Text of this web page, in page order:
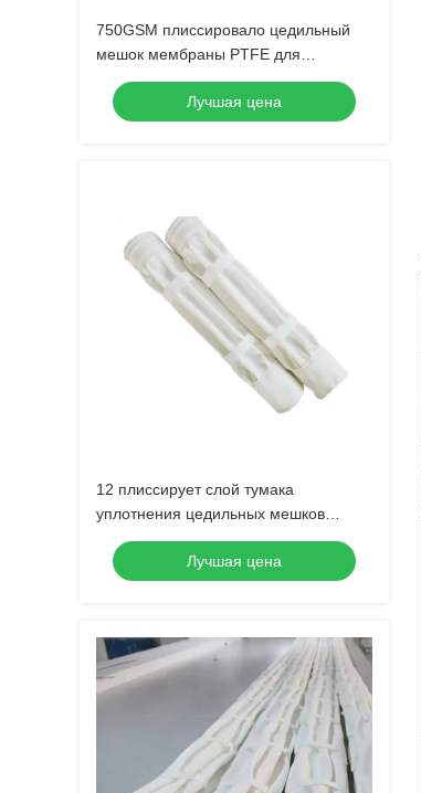
750GSM плиссировало цедильный
мешок мембраны PTFE для
удаления пыли
Лучшая цена
12 плиссирует слой тумака
уплотнения цедильных мешков
войлока полиэстера 130mm двойной
Лучшая цена